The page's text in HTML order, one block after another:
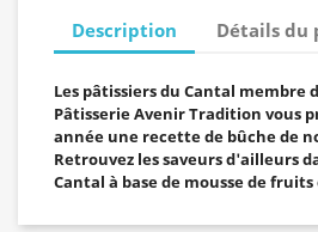
Description Détails du
Les pâtissiers du Cantal membre
Pâtisserie Avenir Tradition vous
année une recette de bûche de
Retrouvez les saveurs d'ailleurs
Cantal à base de mousse de